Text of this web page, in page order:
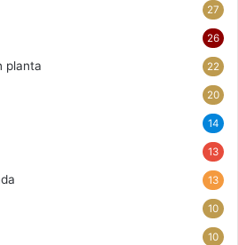
27
26
planta 22
20
14
13
13
10
10